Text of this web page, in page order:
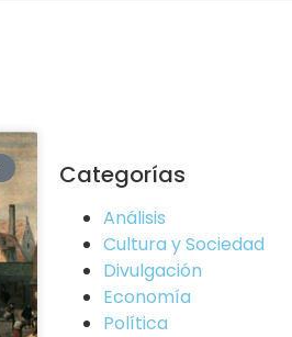
Categorías
Análisis
Cultura y Sociedad
Divulgación
Economía
Política